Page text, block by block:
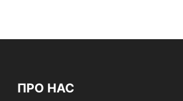
ПРО НАС